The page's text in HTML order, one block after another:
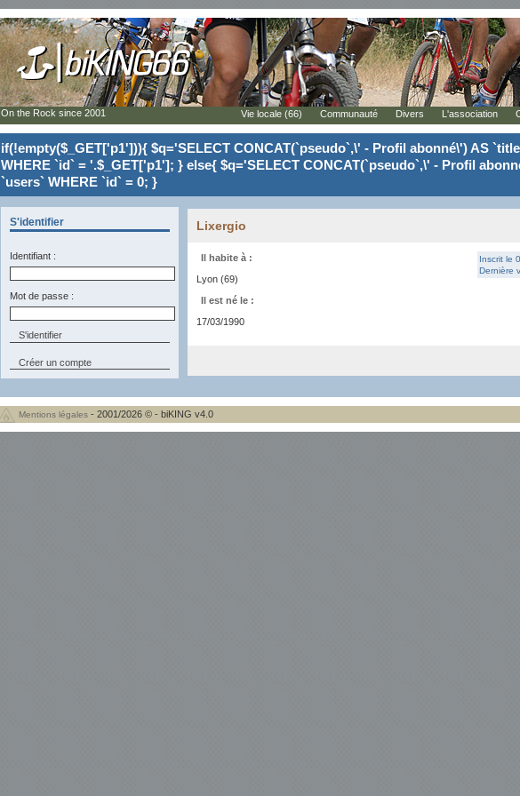
if(!empty($_GET['p1'])){ $q='SELECT CONCAT(`pseudo`,\' - Profil abonné\') AS
WHERE `id` = '.$_GET['p1']; } else{ $q='SELECT CONCAT(`pseudo`,\' - Profil
`users` WHERE `id` = 0; }
S'identifier
Identifiant :
Mot de passe :
Créer un compte
Lixergio
Inscrit le
Dernière
Il habite à :
Lyon (69)
Il est né le :
17/03/1990
On the Rock since 2001 Vie locale (66) Communauté Divers L'association
Mentions légales - 2001/2026 © - biKING v4.0